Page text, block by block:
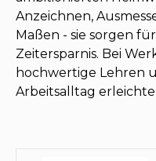
Anzeichnen,
Maßen - sie sorgen
Zeitersparnis. Bei
hochwertige Lehren
Arbeitsalltag